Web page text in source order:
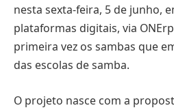
nesta sexta-feira, 5 de junho,
plataformas digitais, via
primeira vez os sambas que
das escolas de samba.
O projeto nasce com a